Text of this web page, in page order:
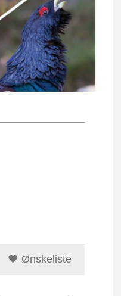
Ønskeliste